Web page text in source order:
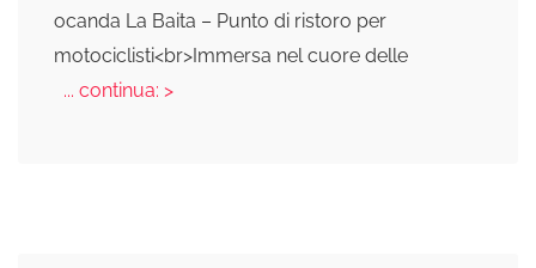
ocanda La Baita – Punto di ristoro per
motociclisti<br>Immersa nel cuore delle
... continua: >